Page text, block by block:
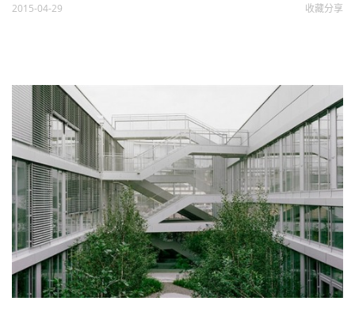
2015-04-29 收藏分享